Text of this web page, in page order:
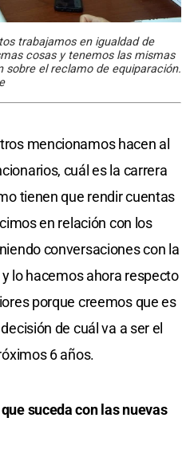
trabajamos en igualdad de
cosas y tenemos las mismas
sobre el reclamo de equiparación.
mencionamos hacen al
cuál es la carrera
tienen que rendir cuentas
en relación con los
conversaciones con la
lo hacemos ahora respecto
porque creemos que es
de cuál va a ser el
6 años.
suceda con las nuevas